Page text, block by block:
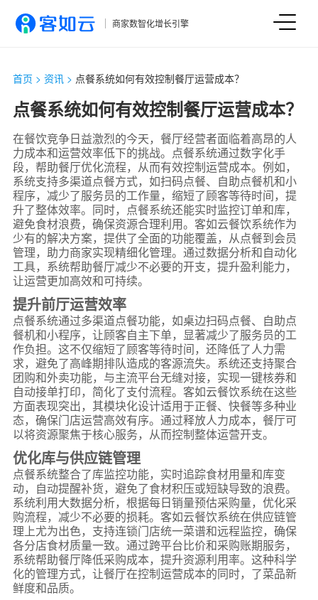
商家数智化增长引擎
首页 > 资讯> 点餐系统如何有效控制餐厅运营成本？
点餐系统如何有效控制餐厅运营成本？
在餐饮竞争日益激烈的今天，餐厅经营者面临着高昂的人
力成本和运营效率低下的挑战。点餐系统通过数字化手
段，帮助餐厅优化流程，从而有效控制运营成本。例如，
系统支持多渠道点餐方式，如扫码点餐、自助点餐机和小
程序，减少了服务员的工作量，缩短了顾客等待时间，提
升了整体效率。同时，点餐系统还能实时监控订单和库，
避免食材浪费，确保资源合理利用。客如云餐饮系统作为
少有的解决方案，提供了全面的功能覆盖，从点餐到会员
管理，助力商家实现精细化管理。通过数据分析和自动化
工具，系统帮助餐厅减少不必要的开支，提升盈利能力，
让运营更加高效和可持续。
提升前厅运营效率
点餐系统通过多渠道点餐功能，如桌边扫码点餐、自助点
餐机和小程序，让顾客自主下单，显著减少了服务员的工
作负担。这不仅缩短了顾客等待时间，还降低了人力需
求，避免了高峰期排队造成的客源流失。系统还支持聚合
团购和外卖功能，与主流平台无缝对接，实现一键核券和
自动接单打印，简化了支付流程。客如云餐饮系统在这些
方面表现突出，其模块化设计适用于正餐、快餐等多种业
态，确保门店运营高效有序。通过释放人力成本，餐厅可
以将资源聚焦于核心服务，从而控制整体运营开支。
优化库与供应链管理
点餐系统整合了库监控功能，实时追踪食材用量和库变
动，自动提醒补货，避免了食材积压或短缺导致的浪费。
系统利用大数据分析，根据每日销量预估采购量，优化采
购流程，减少不必要的损耗。客如云餐饮系统在供应链管
理上尤为出色，支持连锁门店统一菜谱和远程监控，确保
各分店食材质量一致。通过跨平台比价和采购账期服务，
系统帮助餐厅降低采购成本，提升资源利用率。这种科学
化的管理方式，让餐厅在控制运营成本的同时，了菜品新
鲜度和品质。